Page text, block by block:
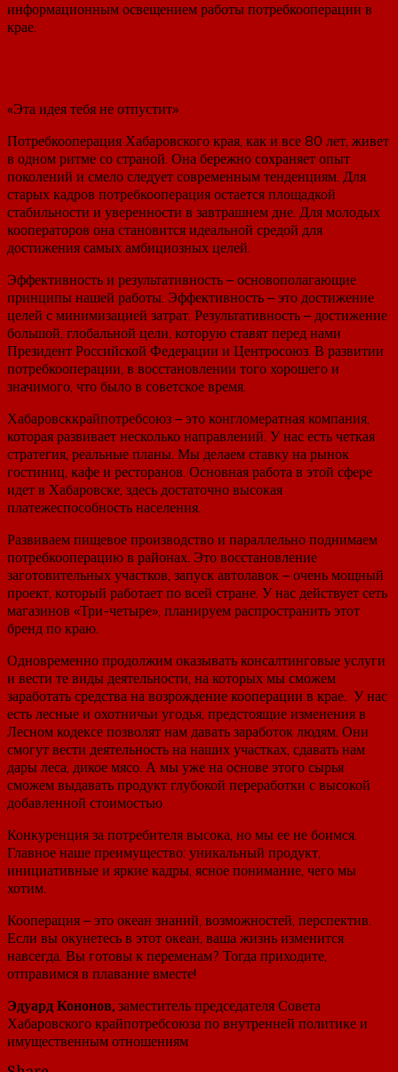
информационным освещением работы потребкооперации в
крае.
«Эта идея тебя не отпустит»
Потребкооперация Хабаровского края, как и все 80 лет, живет
в одном ритме со страной. Она бережно сохраняет опыт
поколений и смело следует современным тенденциям. Для
старых кадров потребкооперация остается площадкой
стабильности и уверенности в завтрашнем дне. Для молодых
кооператоров она становится идеальной средой для
достижения самых амбициозных целей.
Эффективность и результативность – основополагающие
принципы нашей работы. Эффективность – это достижение
целей с минимизацией затрат. Результативность – достижение
большой, глобальной цели, которую ставят перед нами
Президент Российской Федерации и Центросоюз. В развитии
потребкооперации, в восстановлении того хорошего и
значимого, что было в советское время.
Хабаровсккрайпотребсоюз – это конгломератная компания,
которая развивает несколько направлений. У нас есть четкая
стратегия, реальные планы. Мы делаем ставку на рынок
гостиниц, кафе и ресторанов. Основная работа в этой сфере
идет в Хабаровске, здесь достаточно высокая
платежеспособность населения.
Развиваем пищевое производство и параллельно поднимаем
потребкооперацию в районах. Это восстановление
заготовительных участков, запуск автолавок – очень мощный
проект, который работает по всей стране. У нас действует сеть
магазинов «Три-четыре», планируем распространить этот
бренд по краю.
Одновременно продолжим оказывать консалтинговые услуги
и вести те виды деятельности, на которых мы сможем
заработать средства на возрождение кооперации в крае. У нас
есть лесные и охотничьи угодья, предстоящие изменения в
Лесном кодексе позволят нам давать заработок людям. Они
смогут вести деятельность на наших участках, сдавать нам
дары леса, дикое мясо. А мы уже на основе этого сырья
сможем выдавать продукт глубокой переработки с высокой
добавленной стоимостью.
Конкуренция за потребителя высока, но мы ее не боимся.
Главное наше преимущество: уникальный продукт,
инициативные и яркие кадры, ясное понимание, чего мы
хотим.
Кооперация – это океан знаний, возможностей, перспектив.
Если вы окунетесь в этот океан, ваша жизнь изменится
навсегда. Вы готовы к переменам? Тогда приходите,
отправимся в плавание вместе!
Эдуард Кононов, заместитель председателя Совета
Хабаровского крайпотребсоюза по внутренней политике и
имущественным отношениям